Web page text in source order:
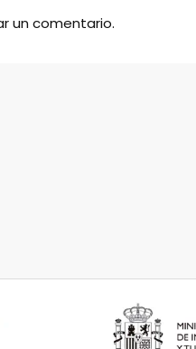
un comentario.